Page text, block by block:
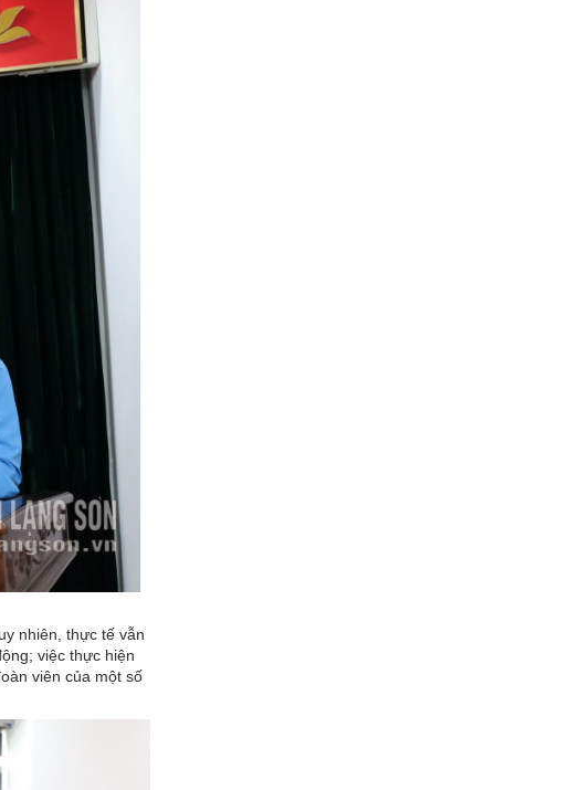
nhiên, thực tế vẫn
việc thực hiện
viên của một số